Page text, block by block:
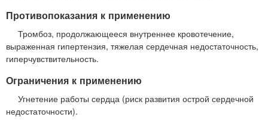
Противопоказания к применению
Тромбоз, продолжающееся внутреннее кровотечение,
выраженная гипертензия, тяжелая сердечная недостаточность,
гиперчувствительность.
Ограничения к применению
Угнетение работы сердца (риск развития острой сердечной
недостаточности).